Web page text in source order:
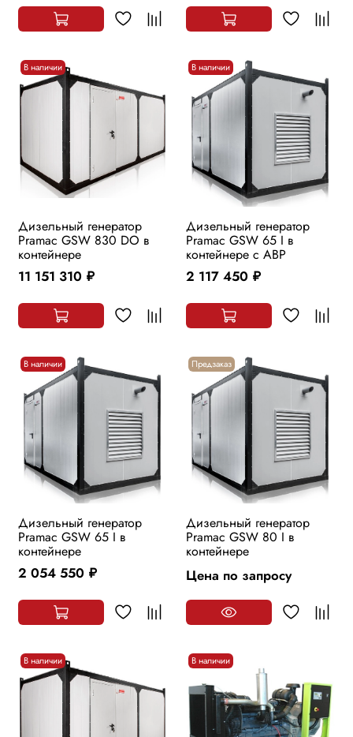
В наличии
Дизельный генератор
Pramac GSW 830 DO в
контейнере
11 151 310 руб.
В наличии
Дизельный генератор
Pramac GSW 65 I в
контейнере с АВР
2 117 450 руб.
В наличии
Дизельный генератор
Pramac GSW 65 I в
контейнере
2 054 550 руб.
Предзаказ
Дизельный генератор
Pramac GSW 80 I в
контейнере
Цена по запросу
В наличии В наличии